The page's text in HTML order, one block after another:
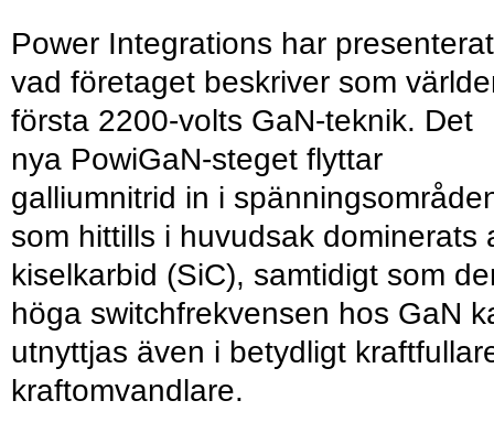
Power Integrations har presenterat
vad företaget beskriver som
första 2200-volts GaN-teknik. Det
nya PowiGaN-steget flyttar
galliumnitrid in i
som hittills i huvudsak dominerats
kiselkarbid (SiC), samtidigt som
höga switchfrekvensen hos GaN
utnyttjas även i betydligt
kraftomvandlare.